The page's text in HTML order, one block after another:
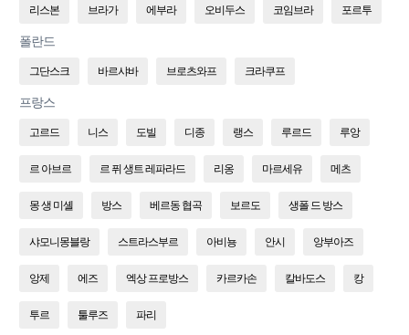
리스본 브라가 에부라 오비두스 코임브라 포르투
폴란드
그단스크 바르샤바 브로츠와프 크라쿠프
프랑스
고르드 니스 도빌 디종 랭스 루르드 루앙
르 아브르 르 퓌 생트 레파라드 리옹 마르세유 메츠
몽 생 미셸 방스 베르동 협곡 보르도 생폴 드 방스
샤모니몽블랑 스트라스부르 아비뇽 안시 앙부아즈
앙제 에즈 엑상 프로방스 카르카손 칼바도스 캉
투르 툴루즈 파리